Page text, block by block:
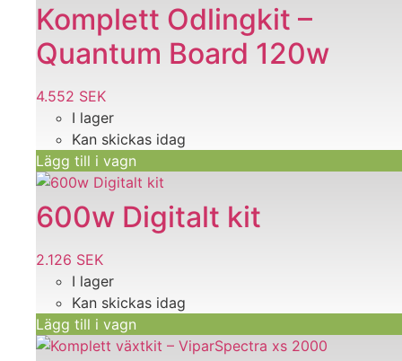
Komplett Odlingkit –
Quantum Board 120w
4.552 SEK
I lager
Kan skickas idag
Lägg till i vagn
600w Digitalt kit
2.126 SEK
I lager
Kan skickas idag
Lägg till i vagn